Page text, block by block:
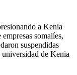
a Kenia
somalíes,
suspendidas
universidad de Kenia